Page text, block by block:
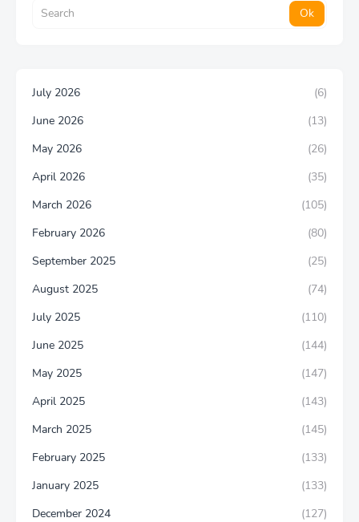
July 2026
(6)
June 2026
(13)
May 2026
(26)
April 2026
(35)
March 2026
(105)
February 2026
(80)
September 2025
(25)
August 2025
(74)
July 2025
(110)
June 2025
(144)
May 2025
(147)
April 2025
(143)
March 2025
(145)
February 2025
(133)
January 2025
(133)
December 2024
(127)